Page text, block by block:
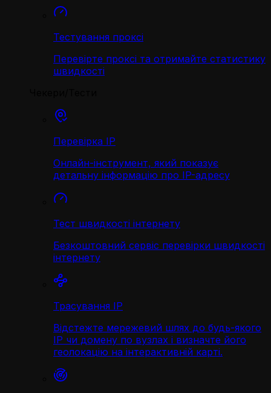
Тестування проксі
Перевірте проксі та отримайте статистику
швидкості
Перевірка IP
Онлайн-інструмент, який показує
детальну інформацію про IP-адресу
Тест швидкості інтернету
Безкоштовний сервіс перевірки швидкості
інтернету
Трасування IP
Відстежте мережевий шлях до будь-якого
IP чи домену по вузлах і визначте його
геолокацію на інтерактивній карті.